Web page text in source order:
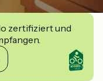
zertifiziert und